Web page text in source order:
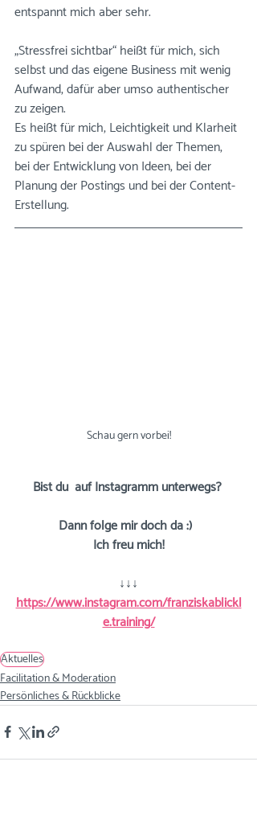
entspannt mich aber sehr.⠀⠀⠀⠀⠀⠀⠀⠀⠀
„Stressfrei sichtbar“ heißt für mich, sich
selbst und das eigene Business mit wenig
Aufwand, dafür aber umso authentischer
zu zeigen. ⠀⠀⠀⠀⠀⠀⠀⠀⠀
Es heißt für mich, Leichtigkeit und Klarheit
zu spüren bei der Auswahl der Themen,
bei der Entwicklung von Ideen, bei der
Planung der Postings und bei der Content-
Erstellung.⠀⠀
Schau gern vorbei!
Bist du  auf Instagramm unterwegs?
Dann folge mir doch da :)
Ich freu mich!
↓↓↓
https://www.instagram.com/franziskablickl
e.training/
Aktuelles
Facilitation & Moderation
Persönliches & Rückblicke